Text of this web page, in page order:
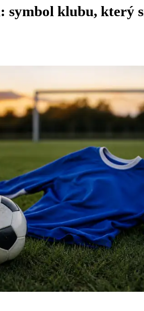
symbol klubu, který